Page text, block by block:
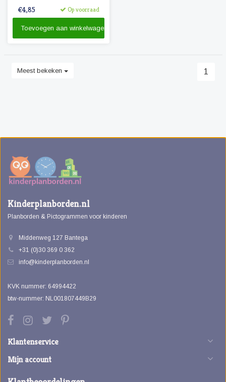
€4,85 Op voorraad
Toevoegen aan winkelwagen
Meest bekeken 1
Kinderplanborden.nl
Planborden & Pictogrammen voor kinderen
Middenweg 127 Bantega
+31 (0)30 369 0 362
info@kinderplanborden.nl
KVK nummer: 64994422
btw-nummer: NL001807449B29
Klantenservice
Mijn account